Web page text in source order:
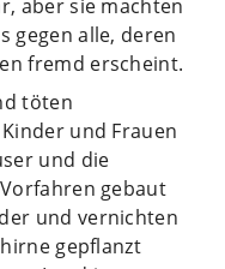
aber sie machten
gegen alle, deren
fremd erscheint.
töten
und Frauen
und die
gebaut
und vernichten
gepflanzt